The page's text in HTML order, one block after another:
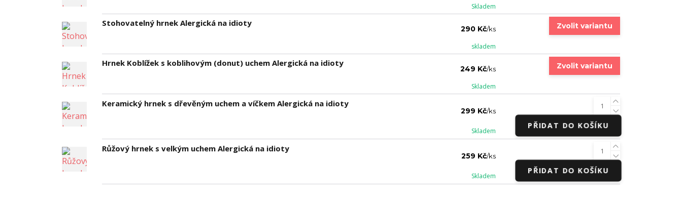
Skladem
Stohovatelný hrnek Alergická na idioty
290 Kč/ks
skladem
Zvolit variantu
Hrnek Koblížek s koblihovým (donut) uchem Alergická na idioty
249 Kč/ks
Skladem
Zvolit variantu
Keramický hrnek s dřevěným uchem a víčkem Alergická na idioty
299 Kč/ks
Skladem
PŘIDAT DO KOŠÍKU
Růžový hrnek s velkým uchem Alergická na idioty
259 Kč/ks
Skladem
PŘIDAT DO KOŠÍKU